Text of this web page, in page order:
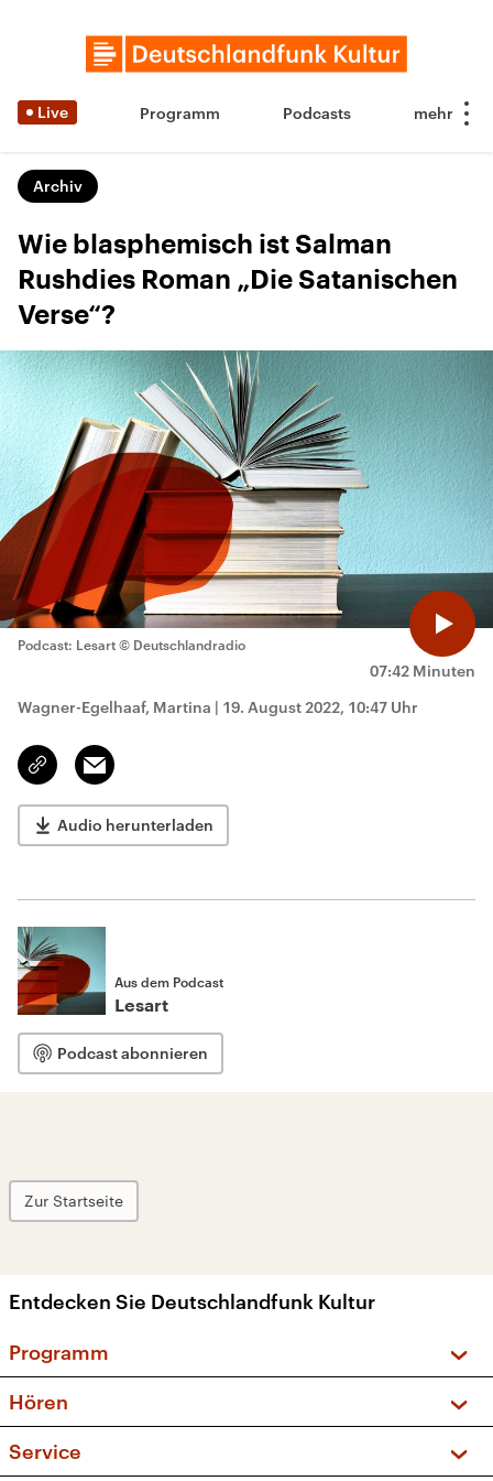
Live Programm Podcasts
Archiv
Wie blasphemisch ist Salman
Rushdies Roman „Die Satanischen
Verse“?
07:42 Minuten
Podcast: Lesart © Deutschlandradio
Wagner-Egelhaaf, Martina | 19. August 2022, 10:47 Uhr
Link
kopieren/teilen
Email
Audio herunterladen
Aus dem Podcast
Lesart
Podcast abonnieren
Zur Startseite
Entdecken Sie Deutschlandfunk Kultur
Programm
Sendungen und Podcasts
Musikliste
Hören
Service